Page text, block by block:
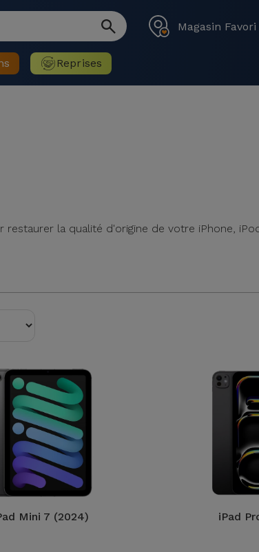
Magasin Favori
Reprises
la qualité d'origine de votre iPhone,
Mini 7 (2024) iPad